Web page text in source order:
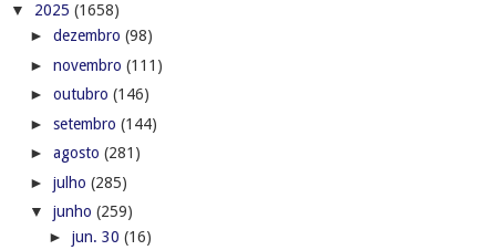
▼ 2025 (1658)
► dezembro (98)
► novembro (111)
► outubro (146)
► setembro (144)
► agosto (281)
► julho (285)
▼ junho (259)
► jun. 30 (16)